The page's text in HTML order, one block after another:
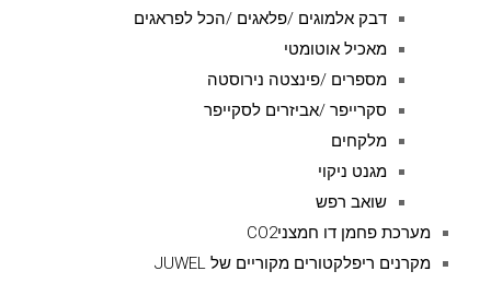
דבק אלמוגים /פלאגים /הכל לפראגים
מאכיל אוטומטי
מספרים /פינצטה נירוסטה
סקרייפר /אביזרים לסקייפר
מלקחים
מגנט ניקוי
שואב רפש
מערכת פחמן דו חמצניCO2
מקרנים ריפלקטורים מקוריים של JUWEL